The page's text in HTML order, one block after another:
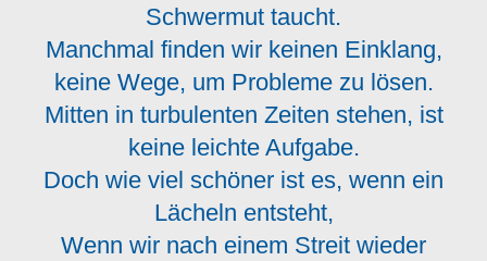
Schwermut taucht.
Manchmal finden wir keinen Einklang,
keine Wege, um Probleme zu lösen.
Mitten in turbulenten Zeiten stehen, ist
keine leichte Aufgabe.
Doch wie viel schöner ist es, wenn ein
Lächeln entsteht,
Wenn wir nach einem Streit wieder